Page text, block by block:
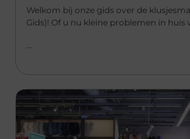
Welkom bij onze gids over de
Gids)! Of u nu kleine problemen in huis